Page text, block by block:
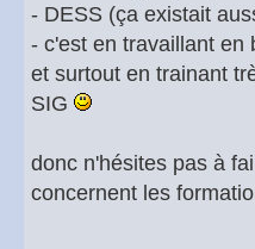
- DESS (ça existait
- c'est en travaillant en
et surtout en trainant
SIG
donc n'hésites pas à
concernent les